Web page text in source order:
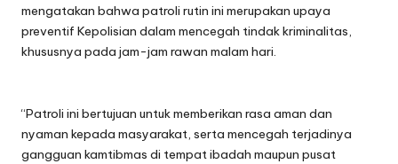
mengatakan bahwa patroli rutin ini merupakan upaya
preventif Kepolisian dalam mencegah tindak kriminalitas,
khususnya pada jam-jam rawan malam hari.
“Patroli ini bertujuan untuk memberikan rasa aman dan
nyaman kepada masyarakat, serta mencegah terjadinya
gangguan kamtibmas di tempat ibadah maupun pusat